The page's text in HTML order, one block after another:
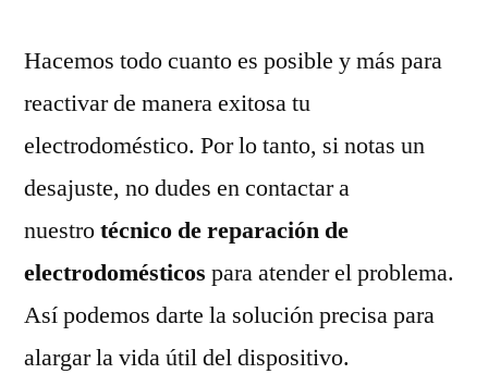
Hacemos todo cuanto es posible y más para
reactivar de manera exitosa tu
electrodoméstico. Por lo tanto, si notas un
desajuste, no dudes en contactar a
nuestrotécnico de reparación de
electrodomésticos para atender el problema.
Así podemos darte la solución precisa para
alargar la vida útil del dispositivo.